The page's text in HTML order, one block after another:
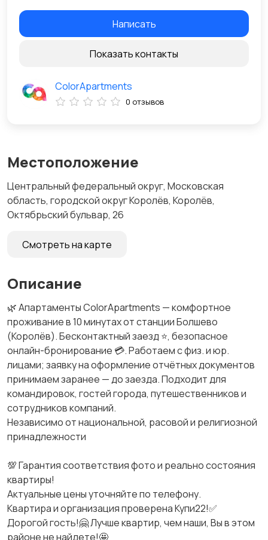
Местоположение
Центральный федеральный округ, Московская
область, городской округ Королёв, Королёв,
Октябрьский бульвар, 26
Смотреть на карте
Описание
🌿 Апартаменты ColorApartments — комфортное
проживание в 10 минутах от станции Болшево
(Королёв). Бесконтактный заезд ⭐, безопасное
онлайн-бронирование 💳. Работаем с физ. и юр.
лицами; заявку на оформление отчётных документов
принимаем заранее — до заезда. Подходит для
командировок, гостей города, путешественников и
сотрудников компаний.
Независимо от национальной, расовой и религиозной
принадлежности
💯 Гарантия соответствия фото и реально состояния
квартиры!
Актуальные цены уточняйте по телефону.
Квартира и организация проверена Купи22!✅
Дорогой гость!🤗 Лучше квартир, чем наши, Вы в этом
районе не найдете!🤩
Написать
Показать контакты
ColorApartments
0 отзывов